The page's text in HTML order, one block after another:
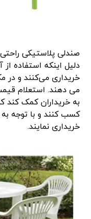
صندلی پلاستیکی
دلیل اینکه استفاده
خریداری می‌کنند و در
می دهند. استعلام
به خریداران کمک کند
کسب کنند و با توجه به
خریداری نمایند.